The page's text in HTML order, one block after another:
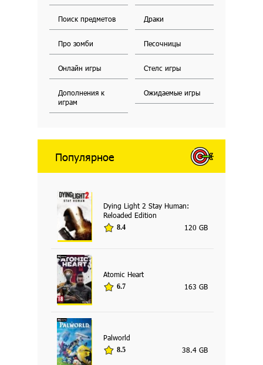
Поиск предметов Драки
Про зомби Песочницы
Онлайн игры Стелс игры
Дополнения к
играм
Ожидаемые игры
Популярное
Dying Light 2 Stay Human:
Reloaded Edition
8.4 120 GB
Atomic Heart
6.7 163 GB
Palworld
8.5 38.4 GB